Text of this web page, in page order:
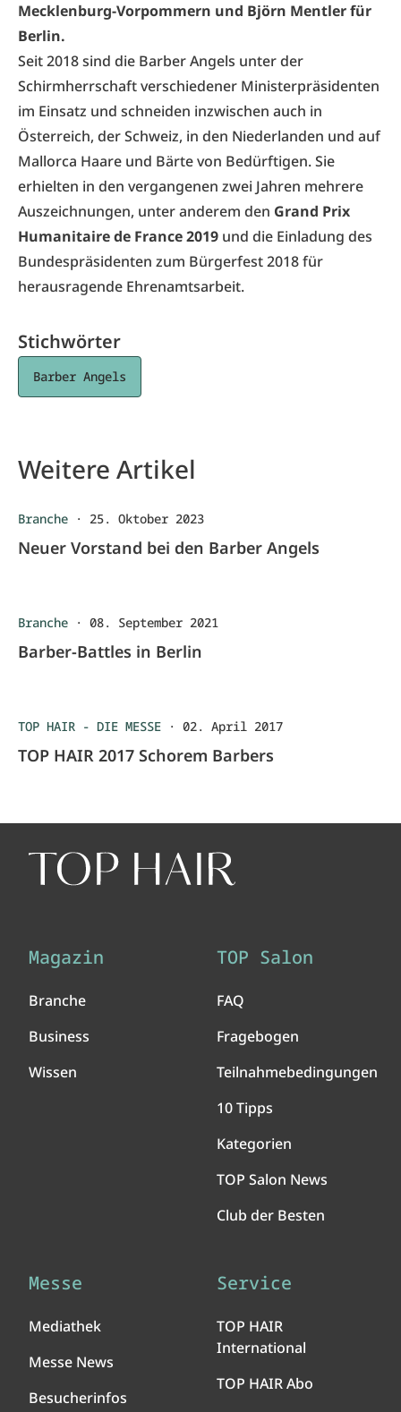
Mecklenburg-Vorpommern und Björn Mentler für
Berlin.
Seit 2018 sind die Barber Angels unter der
Schirmherrschaft verschiedener Ministerpräsidenten
im Einsatz und schneiden inzwischen auch in
Österreich, der Schweiz, in den Niederlanden und auf
Mallorca Haare und Bärte von Bedürftigen. Sie
erhielten in den vergangenen zwei Jahren mehrere
Auszeichnungen, unter anderem den Grand Prix
Humanitaire de France 2019 und die Einladung des
Bundespräsidenten zum Bürgerfest 2018 für
herausragende Ehrenamtsarbeit.
Stichwörter
Barber Angels
Weitere Artikel
Branche · 25. Oktober 2023
Neuer Vorstand bei den Barber Angels
Branche · 08. September 2021
Barber-Battles in Berlin
TOP HAIR - DIE MESSE · 02. April 2017
TOP HAIR 2017 Schorem Barbers
Magazin
Branche
Business
Wissen
TOP Salon
FAQ
Fragebogen
Teilnahmebedingungen
10 Tipps
Kategorien
TOP Salon News
Club der Besten
Messe
Mediathek
Messe News
Besucherinfos
Service
TOP HAIR
International
TOP HAIR Abo